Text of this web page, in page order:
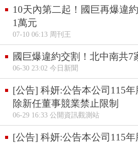
10天內第二起！國巨再爆違
1萬元
07-10 06:13 周刊王
國巨爆違約交割！北中南共7
06-30 23:02 今日新聞
[公告] 科妍:公告本公司115
除新任董事競業禁止限制
06-29 16:33 公開資訊觀測站
[公告] 科妍:公告本公司115